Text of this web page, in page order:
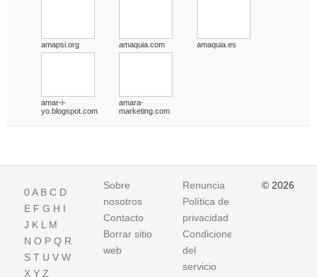
amapsi.org amaquia.com amaquia.es
amar-i-
yo.blogspot.com
amara-
marketing.com
0A B C D
E F G H I
J K L M
N O P Q R
S T U V W
X Y Z
Sobre
nosotros
Contacto
Borrar sitio
web
Renuncia
Política de
privacidad
Condiciones
del
servicio
© 2026